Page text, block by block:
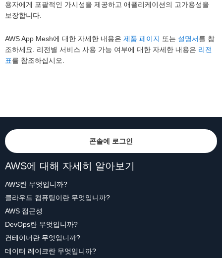
용자에게 포괄적인 가시성을 제공하고 애플리케이션의 고가용성을
보장합니다.
AWS App Mesh에 대한 자세한 내용은 제품 페이지 또는 설명서를 참
조하세요. 리전별 서비스 사용 가능 여부에 대한 자세한 내용은 리전
표를 참조하십시오.
콘솔에 로그인
AWS에 대해 자세히 알아보기
AWS란 무엇입니까?
클라우드 컴퓨팅이란 무엇입니까?
AWS 접근성
DevOps란 무엇입니까?
컨테이너란 무엇입니까?
데이터 레이크란 무엇입니까?